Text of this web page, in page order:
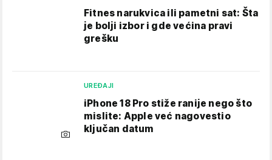
Fitnes narukvica ili pametni sat: Šta
je bolji izbor i gde većina pravi
grešku
UREĐAJI
iPhone 18 Pro stiže ranije nego što
mislite: Apple već nagovestio
ključan datum